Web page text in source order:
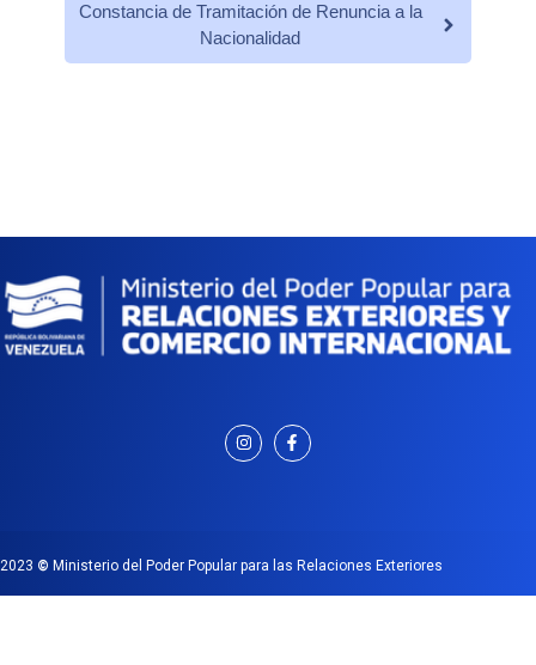
Constancia de Tramitación de Renuncia a la
Nacionalidad
2023 © Ministerio del Poder Popular para las Relaciones Exteriores